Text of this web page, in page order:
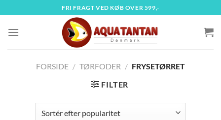
til
indhold
FRI FRAGT VED KØB OVER 599,-
FORSIDE / TØRFODER / FRYSETØRRET
FILTER